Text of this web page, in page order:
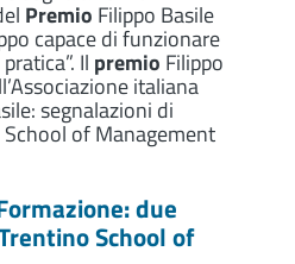
Premio Filippo Basile
capace di funzionare
Il premio Filippo
italiana
segnalazioni di
School of Management
due
School of